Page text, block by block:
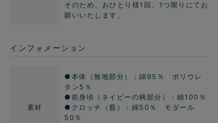
そのため、おひとり様1回、1つ限りにてお
願いいたします。
インフォメーション
素材
●本体（無地部分）：綿95％ ポリウレ
タン5％
●前身頃（ネイビーの柄部分）：綿100％
●クロッチ（股）：綿50％ モダール
50％